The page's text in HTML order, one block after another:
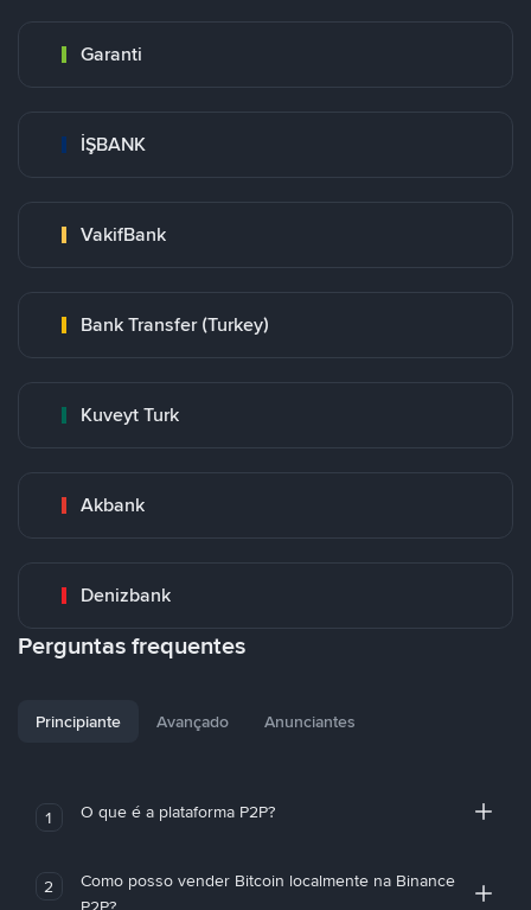
Garanti
İŞBANK
VakifBank
Bank Transfer (Turkey)
Kuveyt Turk
Akbank
Denizbank
Perguntas frequentes
Principiante Avançado Anunciantes
1 O que é a plataforma P2P?
2
Como posso vender Bitcoin localmente na Binance